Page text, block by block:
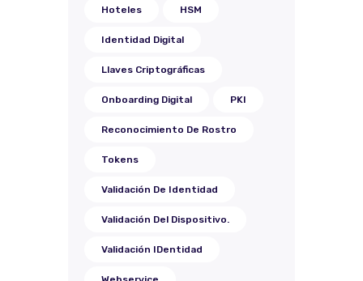
Hoteles HSM
Identidad Digital
Llaves Criptográficas
Onboarding Digital PKI
Reconocimiento De Rostro
Tokens
Validación De Identidad
Validación Del Dispositivo.
Validación IDentidad